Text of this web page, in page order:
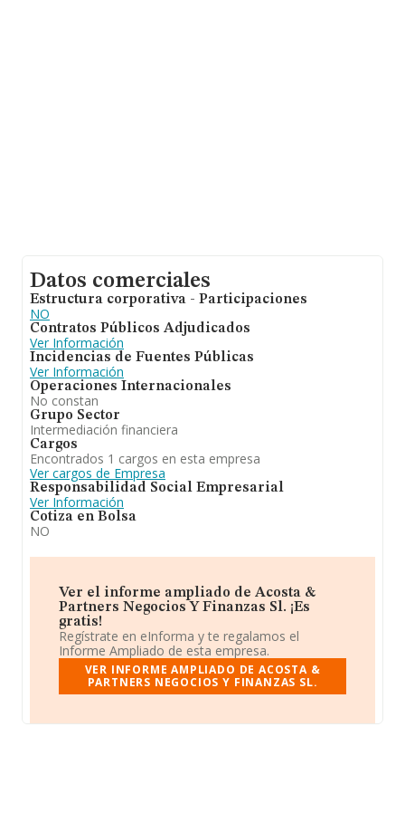
Datos comerciales
Estructura corporativa - Participaciones
NO
Contratos Públicos Adjudicados
Ver Información
Incidencias de Fuentes Públicas
Ver Información
Operaciones Internacionales
No constan
Grupo Sector
Intermediación financiera
Cargos
Encontrados 1 cargos en esta empresa
Ver cargos de Empresa
Responsabilidad Social Empresarial
Ver Información
Cotiza en Bolsa
NO
Ver el informe ampliado de Acosta &
Partners Negocios Y Finanzas Sl. ¡Es
gratis!
Regístrate en eInforma y te regalamos el
Informe Ampliado de esta empresa.
VER INFORME AMPLIADO DE ACOSTA &
PARTNERS NEGOCIOS Y FINANZAS SL.